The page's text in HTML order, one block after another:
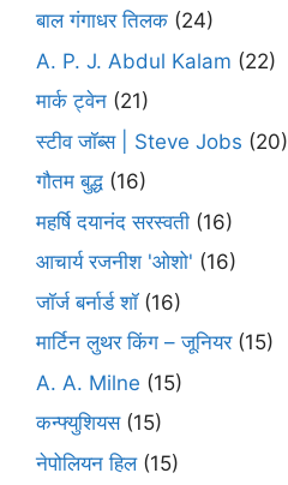
बाल गंगाधर तिलक (24)
A. P. J. Abdul Kalam (22)
मार्क ट्वेन (21)
स्टीव जॉब्स | Steve Jobs (20)
गौतम बुद्ध (16)
महर्षि दयानंद सरस्वती (16)
आचार्य रजनीश 'ओशो' (16)
जॉर्ज बर्नार्ड शॉ(16)
मार्टिन लुथर किंग – जूनियर(15)
A. A. Milne (15)
कन्फ्युशियस(15)
नेपोलियन हिल(15)